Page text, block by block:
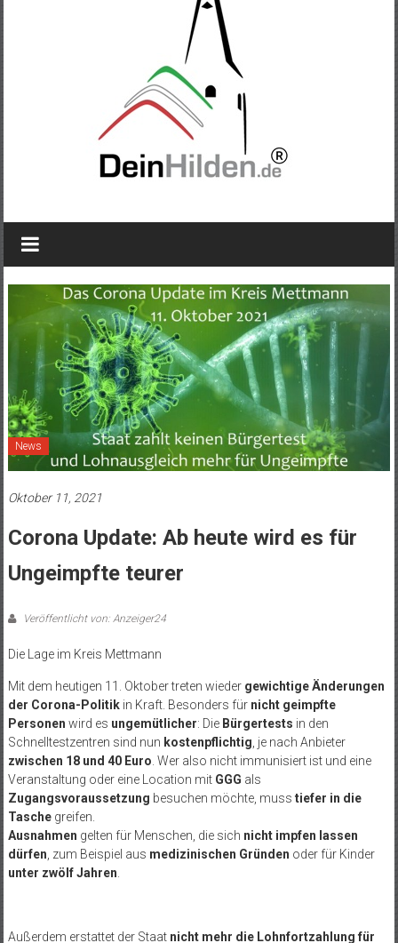
News
Oktober 11, 2021
Corona Update: Ab heute wird es für
Ungeimpfte teurer
Veröffentlicht von: Anzeiger24
Die Lage im Kreis Mettmann
Mit dem heutigen 11. Oktober treten wieder gewichtige Änderungen
der Corona-Politikin Kraft. Besonders für nicht geimpfte
Personen wird es ungemütlicher: Die Bürgertests in den
Schnelltestzentren sind nun kostenpflichtig , je nach Anbieter
zwischen 18 und 40 Euro . Wer also nicht immunisiert ist und eine
Veranstaltung oder eine Location mit GGG als
Zugangsvoraussetzung besuchen möchte, muss tiefer in die
Taschegreifen.
Ausnahmen gelten für Menschen, die sich nicht impfen lassen
dürfen , zum Beispiel aus medizinischen Gründen oder für Kinder
unter zwölf Jahren
Außerdem erstattet der Staat nicht mehr die Lohnfortzahlung für